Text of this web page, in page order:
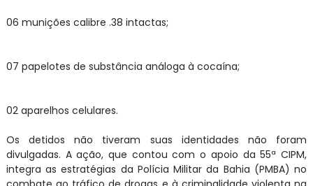
06 munições calibre .38 intactas;
07 papelotes de substância análoga à cocaína;
02 aparelhos celulares.
Os detidos não tiveram suas identidades não foram
divulgadas. A ação, que contou com o apoio da 55ª CIPM,
integra as estratégias da Polícia Militar da Bahia (PMBA) no